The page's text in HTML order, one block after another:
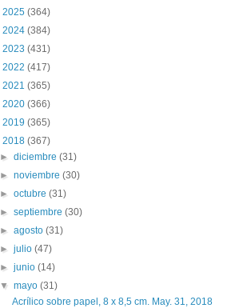
2025 (364)
2024 (384)
2023 (431)
2022 (417)
2021 (365)
2020 (366)
2019 (365)
2018 (367)
►diciembre(31)
►noviembre(30)
►octubre(31)
►septiembre(30)
►agosto(31)
►julio(47)
►junio(14)
▼mayo(31)
Acrílico sobre papel, 8 x 8,5 cm. May. 31, 2018